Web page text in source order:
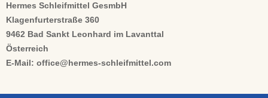
Hermes Schleifmittel GesmbH
Klagenfurterstraße 360
9462 Bad Sankt Leonhard im Lavanttal
Österreich
E-Mail: office@hermes-schleifmittel.com